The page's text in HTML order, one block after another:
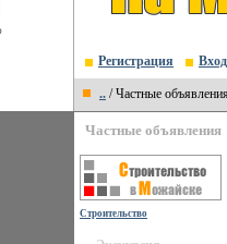
Регистрация Вход
.. / Частные
Частные объявления
Строительство